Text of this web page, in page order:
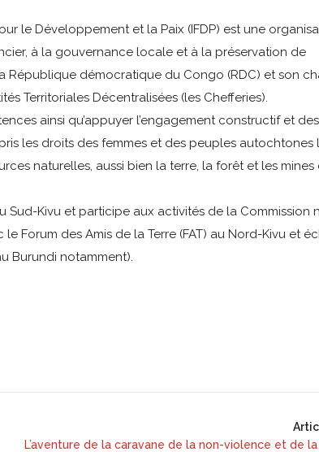
le Développement et la Paix (IFDP) est une
à la gouvernance locale et à la préservation de
République démocratique du Congo (RDC) et son
Territoriales Décentralisées (les Chefferies).
ainsi qu’appuyer l’engagement constructif et
les droits des femmes et des peuples autochtones
naturelles, aussi bien la terre, la forêt et les mines
Kivu et participe aux activités de la Commission
Forum des Amis de la Terre (FAT) au Nord-Kivu et
Burundi notamment).
L’aventure de la caravane de la non-violence et de